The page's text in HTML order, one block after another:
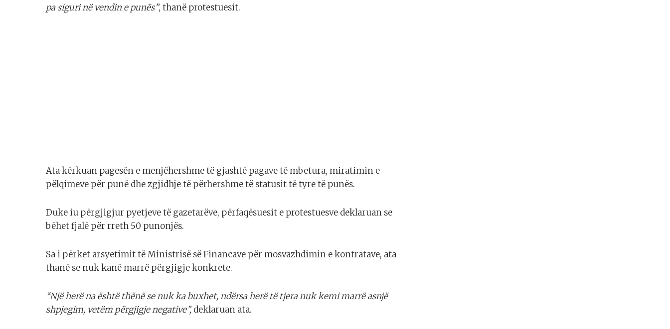
pa siguri në vendin e punës”, thanë protestuesit.
Ata kërkuan pagesën e menjëhershme të gjashtë pagave të mbetura, miratimin e
pëlqimeve për punë dhe zgjidhje të përhershme të statusit të tyre të punës.
Duke iu përgjigjur pyetjeve të gazetarëve, përfaqësuesit e protestuesve deklaruan se
bëhet fjalë për rreth 50 punonjës.
Sa i përket arsyetimit të Ministrisë së Financave për mosvazhdimin e kontratave, ata
thanë se nuk kanë marrë përgjigje konkrete.
“Një herë na është thënë se nuk ka buxhet, ndërsa herë të tjera nuk kemi marrë asnjë
shpjegim, vetëm përgjigje negative”, deklaruan ata.